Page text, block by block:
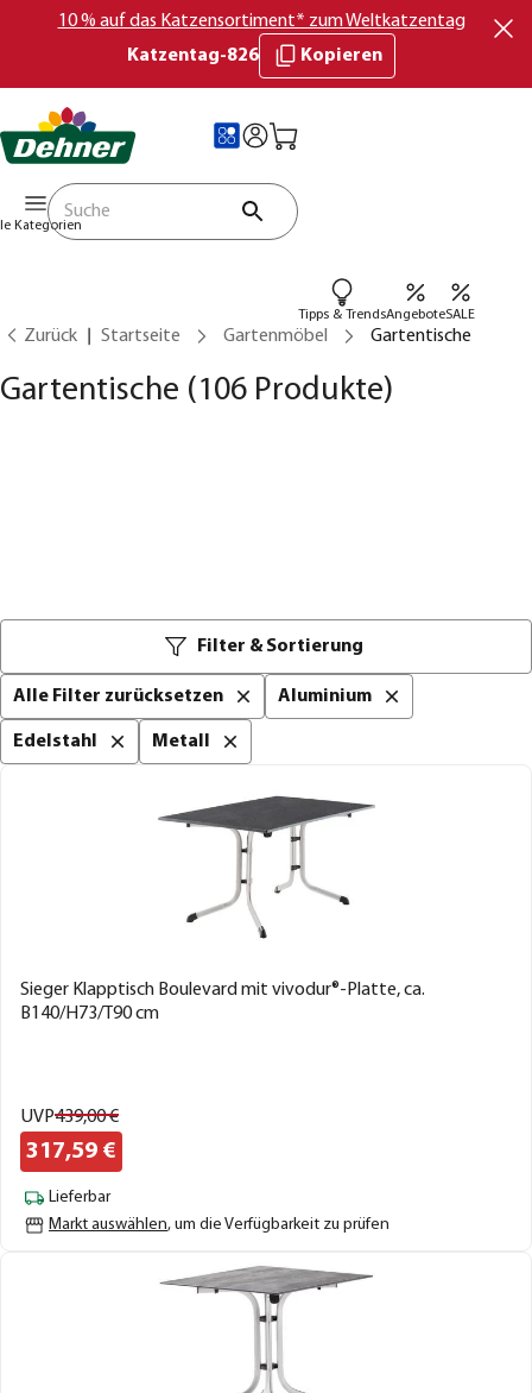
10 % auf das Katzensortiment* zum Weltkatzentag
Katzentag-826
Kopieren
Kategorien
Tipps & TrendsAngeboteSALE
Zurück Startseite Gartenmöbel Gartentische
Gartentische (106 Produkte)
Filter & Sortierung
Alle Filter zurücksetzen Aluminium
Edelstahl Metall
Sieger Klapptisch Boulevard mit vivodur®-Platte, ca.
B140/H73/T90 cm
UVP439,00€
317,59 €
Lieferbar
Markt auswählen, um die Verfügbarkeit zu prüfen